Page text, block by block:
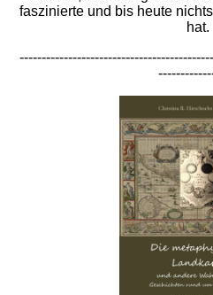
faszinierte und bis heute
hat.